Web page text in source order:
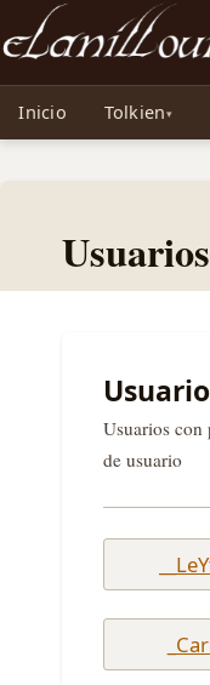
Noticias sobre Tolkien: El
Inicio Tolkien
Usuarios
Usuarios con
de usuario